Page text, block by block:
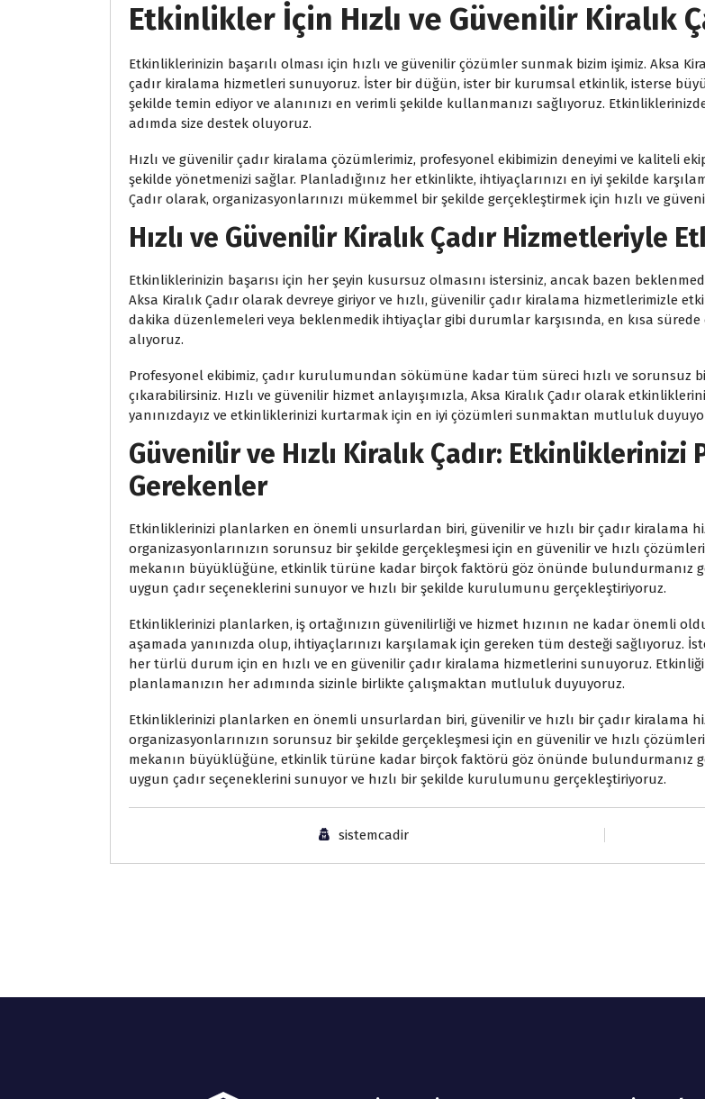
Etkinlikler İçin Hızlı ve Güvenilir Kiralık
Etkinliklerinizin başarılı olması için hızlı ve güvenilir çözümler sunmak bizim işimiz. Aksa
çadır kiralama hizmetleri sunuyoruz. İster bir düğün, ister bir kurumsal etkinlik, isterse
şekilde temin ediyor ve alanınızı en verimli şekilde kullanmanızı sağlıyoruz.
adımda size destek oluyoruz.
Hızlı ve güvenilir çadır kiralama çözümlerimiz, profesyonel ekibimizin deneyimi ve kaliteli
şekilde yönetmenizi sağlar. Planladığınız her etkinlikte, ihtiyaçlarınızı en iyi şekilde
Çadır olarak, organizasyonlarınızı mükemmel bir şekilde gerçekleştirmek için hızlı ve
Hızlı ve Güvenilir Kiralık Çadır Hizmetleriyle
Etkinliklerinizin başarısı için her şeyin kusursuz olmasını istersiniz, ancak bazen
Aksa Kiralık Çadır olarak devreye giriyor ve hızlı, güvenilir çadır kiralama hizmetlerimizle
dakika düzenlemeleri veya beklenmedik ihtiyaçlar gibi durumlar karşısında, en kısa
alıyoruz.
Profesyonel ekibimiz, çadır kurulumundan sökümüne kadar tüm süreci hızlı ve sorunsuz
çıkarabilirsiniz. Hızlı ve güvenilir hizmet anlayışımızla, Aksa Kiralık Çadır olarak
yanınızdayız ve etkinliklerinizi kurtarmak için en iyi çözümleri sunmaktan mutluluk
Güvenilir ve Hızlı Kiralık Çadır: Etkinliklerinizi
Gerekenler
Etkinliklerinizi planlarken en önemli unsurlardan biri, güvenilir ve hızlı bir çadır kiralama
organizasyonlarınızın sorunsuz bir şekilde gerçekleşmesi için en güvenilir ve hızlı
mekanın büyüklüğüne, etkinlik türüne kadar birçok faktörü göz önünde bulundurmanız
uygun çadır seçeneklerini sunuyor ve hızlı bir şekilde kurulumunu gerçekleştiriyoruz.
Etkinliklerinizi planlarken, iş ortağınızın güvenilirliği ve hizmet hızının ne kadar önemli
aşamada yanınızda olup, ihtiyaçlarınızı karşılamak için gereken tüm desteği
her türlü durum için en hızlı ve en güvenilir çadır kiralama hizmetlerini sunuyoruz.
planlamanızın her adımında sizinle birlikte çalışmaktan mutluluk duyuyoruz.
Etkinliklerinizi planlarken en önemli unsurlardan biri, güvenilir ve hızlı bir çadır kiralama
organizasyonlarınızın sorunsuz bir şekilde gerçekleşmesi için en güvenilir ve hızlı
mekanın büyüklüğüne, etkinlik türüne kadar birçok faktörü göz önünde bulundurmanız
uygun çadır seçeneklerini sunuyor ve hızlı bir şekilde kurulumunu gerçekleştiriyoruz.
sistemcadir